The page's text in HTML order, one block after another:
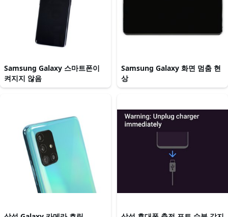
Samsung Galaxy 스마트폰이
켜지지 않음
Samsung Galaxy 화면 멈춤 현
상